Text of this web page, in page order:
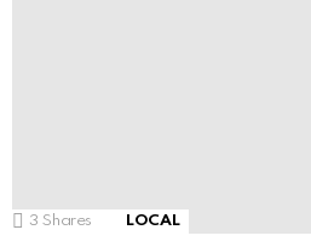
3 Shares LOCAL